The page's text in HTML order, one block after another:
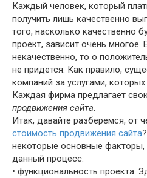
Каждый человек, который
получить лишь качественно
того, насколько качественно
проект, зависит очень многое.
некачественно, то о
не придется. Как правило,
компаний за услугами,
Каждая фирма предлагает
продвижения сайта.
Итак, давайте разберемся, от
стоимость продвижения сайта
некоторые основные
данный процесс:
• функциональность проекта.